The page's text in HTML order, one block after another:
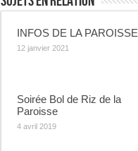
INFOS DE LA PAROISSE
12 janvier 2021
Soirée Bol de Riz de la
Paroisse
4 avril 2019